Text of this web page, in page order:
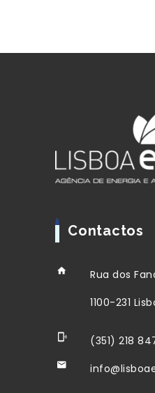
Contactos
Rua dos
1100-231
(351) 218